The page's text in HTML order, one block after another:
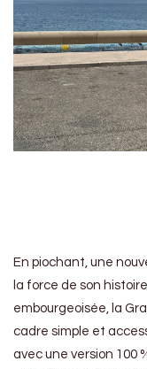
En piochant, une
la force de son
embourgeoisée, la
cadre simple et
avec une version 100